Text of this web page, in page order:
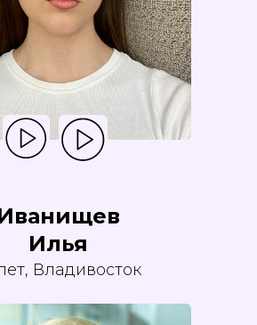
Илья
Владивосток